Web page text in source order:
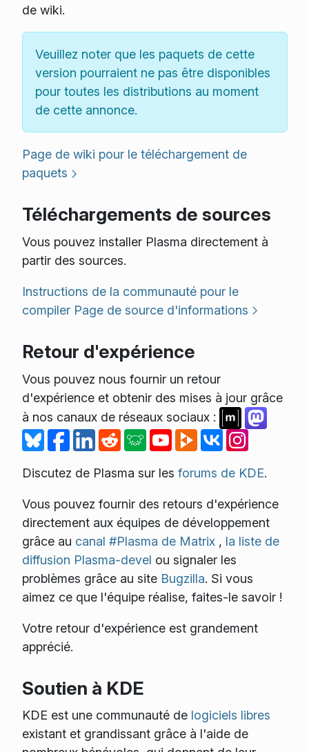
de wiki.
Veuillez noter que les paquets de cette
version pourraient ne pas être disponibles
pour toutes les distributions au moment
de cette annonce.
Page de wiki pour le téléchargement de
paquets
Téléchargements de sources
Vous pouvez installer Plasma directement à
partir des sources.
Instructions de la communauté pour le
compiler Page de source d'informations
Retour d'expérience
Vous pouvez nous fournir un retour
d'expérience et obtenir des mises à jour grâce
à nos canaux de réseaux sociaux :
Discutez de Plasma sur les forums de KDE.
Vous pouvez fournir des retours d'expérience
directement aux équipes de développement
grâce au canal #Plasma de Matrix , la liste de
diffusion Plasma-devel ou signaler les
problèmes grâce au site Bugzilla. Si vous
aimez ce que l'équipe réalise, faites-le savoir !
Votre retour d'expérience est grandement
apprécié.
Soutien à KDE
KDE est une communauté de logiciels libres
existant et grandissant grâce à l'aide de